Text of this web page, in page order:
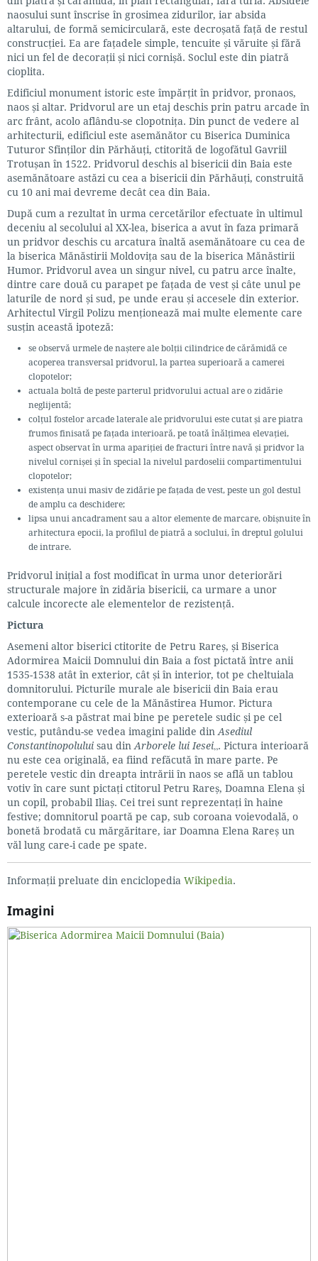
naosului sunt înscrise în grosimea zidurilor, iar absida
altarului, de formă semicirculară, este decroșată față de restul
construcției. Ea are fațadele simple, tencuite și văruite și fără
nici un fel de decorații și nici cornișă. Soclul este din piatră
cioplita.
Edificiul monument istoric este împărțit în pridvor, pronaos,
naos și altar. Pridvorul are un etaj deschis prin patru arcade în
arc frânt, acolo aflându-se clopotnița. Din punct de vedere al
arhitecturii, edificiul este asemănător cu Biserica Duminica
Tuturor Sfinților din Părhăuți, ctitorită de logofătul Gavriil
Trotușan în 1522. Pridvorul deschis al bisericii din Baia este
asemănătoare astăzi cu cea a bisericii din Părhăuți, construită
cu 10 ani mai devreme decât cea din Baia.
După cum a rezultat în urma cercetărilor efectuate în ultimul
deceniu al secolului al XX-lea, biserica a avut în faza primară
un pridvor deschis cu arcatura înaltă asemănătoare cu cea de
la biserica Mănăstirii Moldovița sau de la biserica Mănăstirii
Humor. Pridvorul avea un singur nivel, cu patru arce înalte,
dintre care două cu parapet pe fațada de vest și câte unul pe
laturile de nord și sud, pe unde erau și accesele din exterior.
Arhitectul Virgil Polizu menționează mai multe elemente care
susțin această ipoteză:
se observă urmele de naștere ale bolții cilindrice de cărămidă ce
acoperea transversal pridvorul, la partea superioară a camerei
clopotelor;
actuala boltă de peste parterul pridvorului actual are o zidărie
neglijentă;
colțul fostelor arcade laterale ale pridvorului este cutat și are piatra
frumos finisată pe fațada interioară, pe toată înălțimea elevației,
aspect observat în urma apariției de fracturi între navă și pridvor la
nivelul cornișei și în special la nivelul pardoselii compartimentului
clopotelor;
existența unui masiv de zidărie pe fațada de vest, peste un gol destul
de amplu ca deschidere;
lipsa unui ancadrament sau a altor elemente de marcare, obișnuite în
arhitectura epocii, la profilul de piatră a soclului, în dreptul golului
de intrare.
Pridvorul inițial a fost modificat în urma unor deteriorări
structurale majore în zidăria bisericii, ca urmare a unor
calcule incorecte ale elementelor de rezistență.
Pictura
Asemeni altor biserici ctitorite de Petru Rareș, și Biserica
Adormirea Maicii Domnului din Baia a fost pictată între anii
1535-1538 atât în exterior, cât și în interior, tot pe cheltuiala
domnitorului. Picturile murale ale bisericii din Baia erau
contemporane cu cele de la Mănăstirea Humor. Pictura
exterioară s-a păstrat mai bine pe peretele sudic și pe cel
vestic, putându-se vedea imagini palide din Asediul
Constantinopolului sau din Arborele lui Iesei„. Pictura interioară
nu este cea originală, ea fiind refăcută în mare parte. Pe
peretele vestic din dreapta intrării în naos se află un tablou
votiv în care sunt pictați ctitorul Petru Rareș, Doamna Elena și
un copil, probabil Iliaș. Cei trei sunt reprezentați în haine
festive; domnitorul poartă pe cap, sub coroana voievodală, o
bonetă brodată cu mărgăritare, iar Doamna Elena Rareș un
văl lung care-i cade pe spate.
Informații preluate din enciclopedia Wikipedia.
Imagini